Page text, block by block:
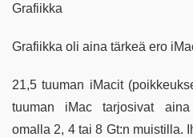
Grafiikka
Grafiikka oli aina tärkeä ero
21,5 tuuman iMacit
tuuman iMac tarjosivat
omalla 2, 4 tai 8 Gt:n muistilla.